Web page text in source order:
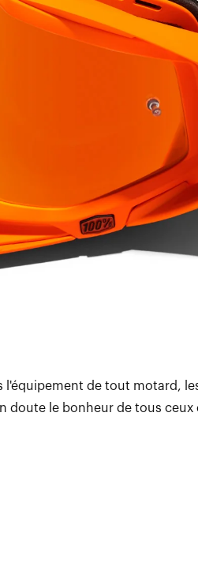
l'équipement de tout motard,
doute le bonheur de tous